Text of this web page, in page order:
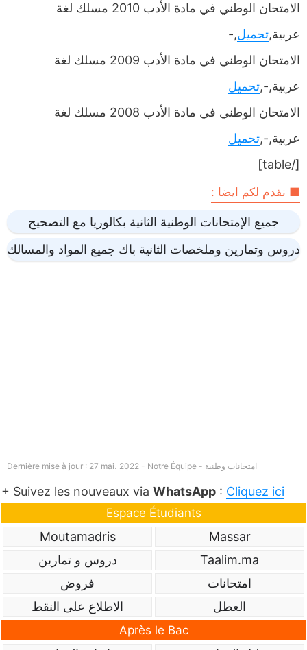
الامتحان الوطني في مادة الأدب 2010 مسلك لغة
عربية,تحميل,-
الامتحان الوطني في مادة الأدب 2009 مسلك لغة
عربية,-,تحميل
الامتحان الوطني في مادة الأدب 2008 مسلك لغة
عربية,-,تحميل
[/table]
■ نقدم لكم ايضا :
جميع الإمتحانات الوطنية الثانية بكالوريا مع التصحيح
دروس وتمارين وملخصات الثانية باك جميع المواد والمسالك
Dernière mise à jour : 27 mai، 2022 - Notre Équipe - امتحانات وطنية
+ Suivez les nouveaux via WhatsApp : Cliquez ici
Espace Étudiants
Massar
Moutamadris
Taalim.ma
دروس و تمارين
امتحانات
فروض
العطل
الاطلاع على النقط
Après le Bac